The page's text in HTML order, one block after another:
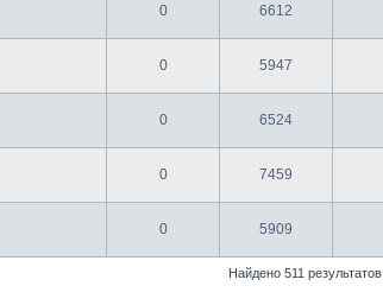
0 6612
0 5947
0 6524
0 7459
0 5909
Найдено 511 результатов